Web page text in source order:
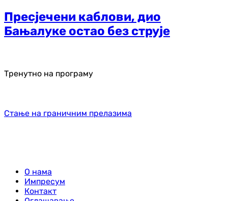
Пресјечени каблови, дио
Бањалуке остао без струје
Тренутно на програму
Стање на граничним прелазима
О нама
Импресум
Контакт